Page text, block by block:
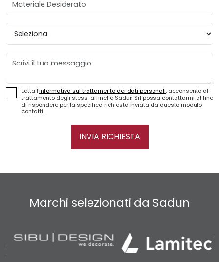
Provincia
Messaggio
Letta l'informativa sul trattamento dei dati personali, acconsento al
trattamento degli stessi affinché Sadun Srl possa contattarmi al fine
di rispondere per la specifica richiesta inviata da questo modulo
contatti.
INVIA RICHIESTA
Marchi selezionati da Sadun